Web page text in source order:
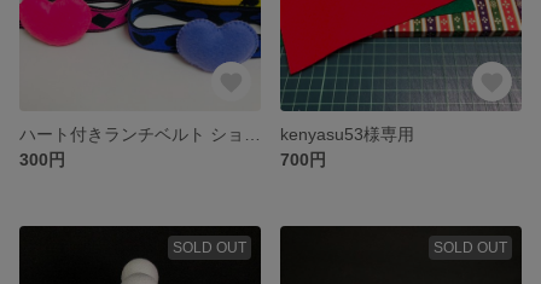
300円
kenyasu53様専用
700円
SOLD OUT SOLD OUT